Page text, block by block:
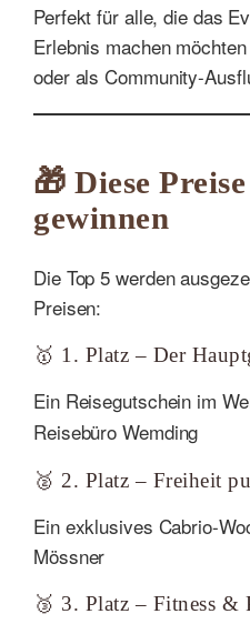
Perfekt für alle, die das
Erlebnis machen
oder als Community-
🎁 Diese
gewinnen
Die Top 5 werden
Preisen:
🥇 1. Platz – Der
Ein Reisegutschein im
Reisebüro Wemding
🥈 2. Platz – Freiheit
Ein exklusives Cabrio-
Mössner
🥉 3. Platz – Fitness &